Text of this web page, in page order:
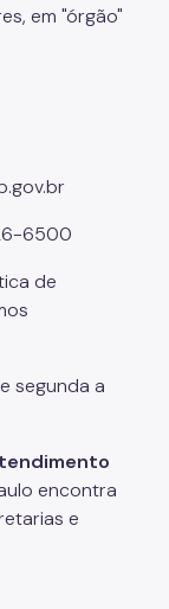
em "órgão"
6500
de
segunda a
encontra
e